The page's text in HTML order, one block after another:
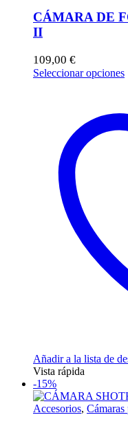
CÁMARA DE
II
109,00 €
Seleccionar opciones
Añadir a la lista de
Vista rápida
-15%
Accesorios, Cámaras